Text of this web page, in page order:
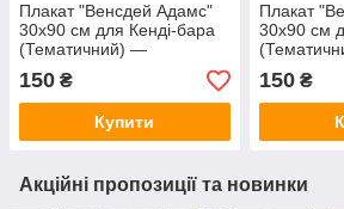
Плакат "Венсдей Адамс"
30х90 см для Кенді-бара
(Тематичний) —
Українською
150 ₴
Купити
Плакат
30х90 см
150₴
Акційні пропозиції та новинки